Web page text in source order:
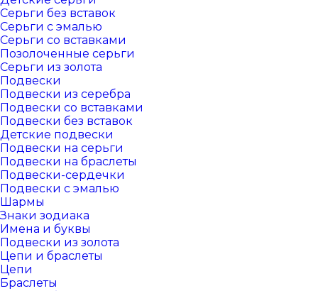
Серьги без вставок
Серьги с эмалью
Серьги со вставками
Позолоченные серьги
Серьги из золота
Подвески
Подвески из серебра
Подвески со вставками
Подвески без вставок
Детские подвески
Подвески на серьги
Подвески на браслеты
Подвески-сердечки
Подвески с эмалью
Шармы
Знаки зодиака
Имена и буквы
Подвески из золота
Цепи и браслеты
Цепи
Браслеты